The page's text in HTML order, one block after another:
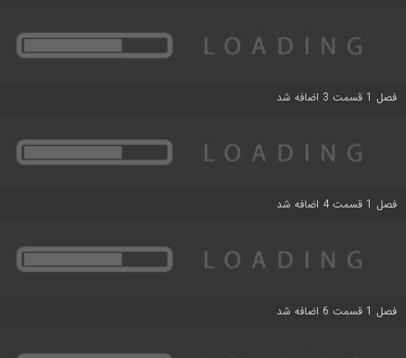
فصل 1 قسمت 3 اضافه شد
فصل 1 قسمت 4 اضافه شد
فصل 1 قسمت 6 اضافه شد